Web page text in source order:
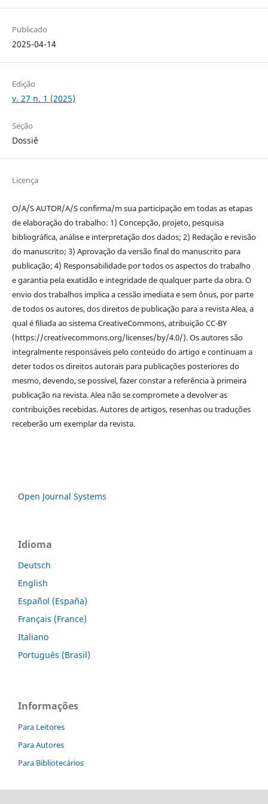
Publicado
2025-04-14
Edição
v. 27 n. 1 (2025)
Seção
Dossiê
Licença
O/A/S AUTOR/A/S confirma/m sua participação em todas as etapas
de elaboração do trabalho: 1) Concepção, projeto, pesquisa
bibliográfica, análise e interpretação dos dados; 2) Redação e revisão
do manuscrito; 3) Aprovação da versão final do manuscrito para
publicação; 4) Responsabilidade por todos os aspectos do trabalho
e garantia pela exatidão e integridade de qualquer parte da obra. O
envio dos trabalhos implica a cessão imediata e sem ônus, por parte
de todos os autores, dos direitos de publicação para a revista Alea, a
qual é filiada ao sistema CreativeCommons, atribuição CC-BY
(https://creativecommons.org/licenses/by/4.0/). Os autores são
integralmente responsáveis pelo conteúdo do artigo e continuam a
deter todos os direitos autorais para publicações posteriores do
mesmo, devendo, se possível, fazer constar a referência à primeira
publicação na revista. Alea não se compromete a devolver as
contribuições recebidas. Autores de artigos, resenhas ou traduções
receberão um exemplar da revista.
Open Journal Systems
Idioma
Deutsch
English
Español (España)
Français (France)
Italiano
Português (Brasil)
Informações
Para Leitores
Para Autores
Para Bibliotecários